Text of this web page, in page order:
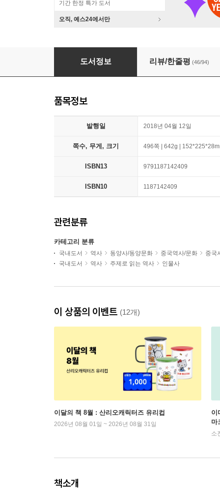
기간 한정 특가 도서
오직, 예스24에서만
중국사 인물 열전
도서정보 리뷰/한줄평 (46/94)
품목정보
발행일 2018년 04월 12일
쪽수, 무게, 크기 496쪽 | 642g |
ISBN13 9791187142409
ISBN10 1187142409
관련분류
카테고리 분류
국내도서 역사 동양사/동양문화 중국역사/문화
중국
국내도서
역사 주제로 읽는 역사 인물사
이 상품의 이벤트 (12개)
이달의 책 8월 : 산리오캐릭터즈 유리컵
2026년 08월 01일 ~ 2026년 08월 31일
이
마
소
책소개